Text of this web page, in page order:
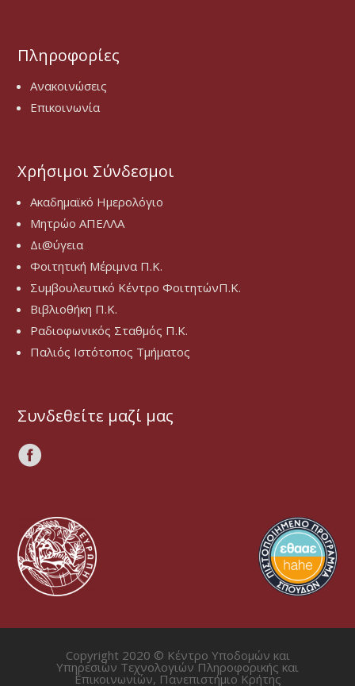
Πληροφορίες
Ανακοινώσεις
Επικοινωνία
Χρήσιμοι Σύνδεσμοι
Ακαδημαϊκό Ημερολόγιο
Μητρώο ΑΠΕΛΛΑ
Δι@ύγεια
Φοιτητική Μέριμνα Π.Κ.
Συμβουλευτικό Κέντρο ΦοιτητώνΠ.Κ.
Βιβλιοθήκη Π.Κ.
Ραδιοφωνικός Σταθμός Π.Κ.
Παλιός Ιστότοπος Τμήματος
Συνδεθείτε μαζί μας
Copyright 2020 © Κέντρο Υποδομών και
Υπηρεσιών Τεχνολογιών Πληροφορικής και
Επικοινωνιών, Πανεπιστήμιο Κρήτης